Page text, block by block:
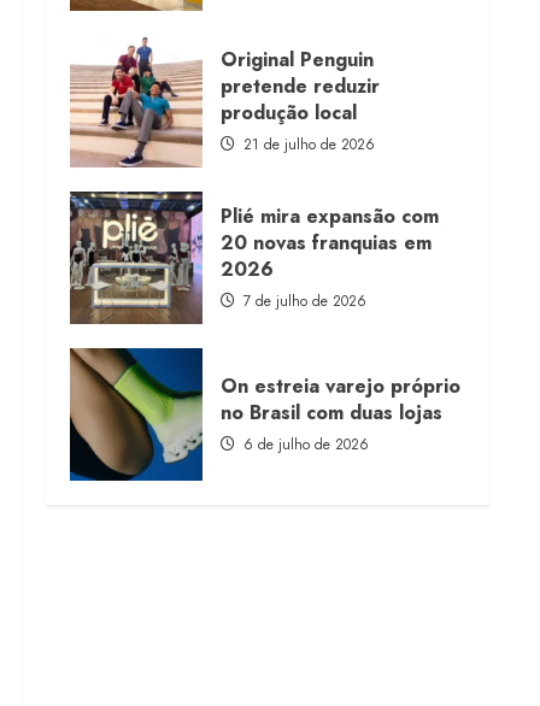
Original Penguin
pretende reduzir
produção local
21 de julho de 2026
Plié mira expansão com
20 novas franquias em
2026
7 de julho de 2026
On estreia varejo próprio
no Brasil com duas lojas
6 de julho de 2026